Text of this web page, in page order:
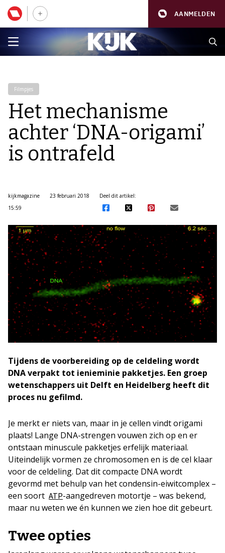
AANMELDEN
Filmpjes
Het mechanisme
achter ‘DNA-origami’
is ontrafeld
kijkmagazine
23 februari 2018
15:59
Deel dit artikel:
Tijdens de voorbereiding op de celdeling wordt
DNA verpakt tot ienieminie pakketjes. Een groep
wetenschappers uit Delft en Heidelberg heeft dit
proces nu gefilmd.
Je merkt er niets van, maar in je cellen vindt origami
plaats! Lange DNA-strengen vouwen zich op en er
ontstaan minuscule pakketjes erfelijk materiaal.
Uiteindelijk vormen ze chromosomen en is de cel klaar
voor de celdeling. Dat dit compacte DNA wordt
gevormd met behulp van het condensin-eiwitcomplex –
een soort ATP-aangedreven motortje – was bekend,
maar nu weten we én kunnen we zien hoe dit gebeurt.
Twee opties